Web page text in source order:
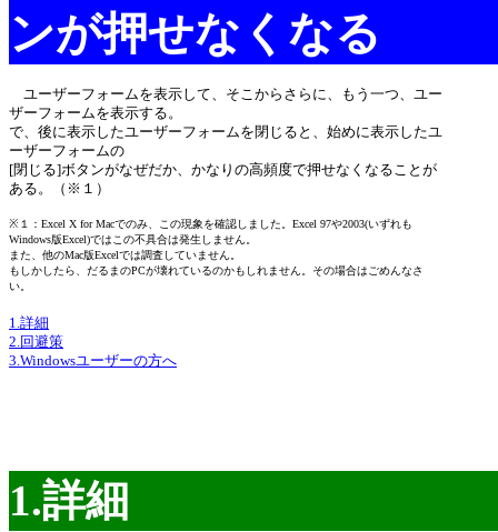
ンが押せなくなる
ユーザーフォームを表示して、そこからさらに、もう一つ、ユー
ザーフォームを表示する。
で、後に表示したユーザーフォームを閉じると、始めに表示したユ
ーザーフォームの
[閉じる]ボタンがなぜだか、かなりの高頻度で押せなくなることが
ある。（※１）
※１：Excel X for Macでのみ、この現象を確認しました。Excel 97や2003(いずれも
Windows版Excel)ではこの不具合は発生しません。
また、他のMac版Excelでは調査していません。
もしかしたら、だるまのPCが壊れているのかもしれません。その場合はごめんなさ
い。
1.詳細
2.回避策
3.Windowsユーザーの方へ
1.詳細